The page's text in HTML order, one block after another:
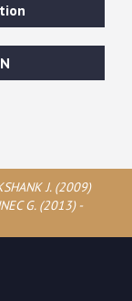
J. (2009)
G. (2013) -